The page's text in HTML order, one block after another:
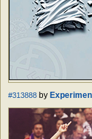
#313888 by